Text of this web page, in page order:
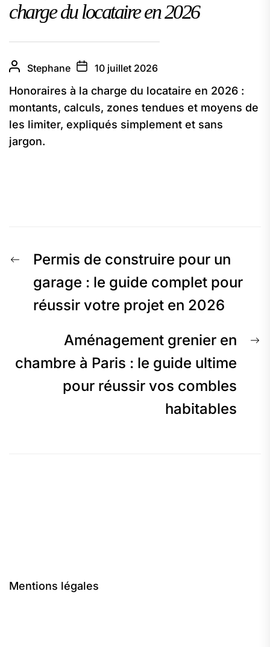
charge du locataire en 2026
Stephane 10 juillet 2026
Honoraires à la charge du locataire en 2026 :
montants, calculs, zones tendues et moyens de
les limiter, expliqués simplement et sans
jargon.
Navigation
de
l’article
Previous
post:
Permis de construire pour un
garage : le guide complet pour
réussir votre projet en 2026
Aménagement grenier en
chambre à Paris : le guide ultime
pour réussir vos combles
habitables
Mentions légales